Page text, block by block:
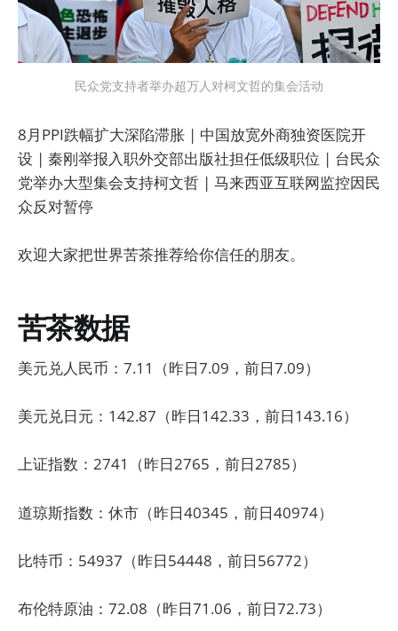
民众党支持者举办超万人对柯文哲的集会活动
8月PPI跌幅扩大深陷滞胀 | 中国放宽外商独资医院开
设 | 秦刚举报入职外交部出版社担任低级职位 | 台民众
党举办大型集会支持柯文哲 | 马来西亚互联网监控因民
众反对暂停
欢迎大家把世界苦茶推荐给你信任的朋友。
苦茶数据
美元兑人民币：7.11（昨日7.09，前日7.09）
美元兑日元：142.87（昨日142.33，前日143.16）
上证指数：2741（昨日2765，前日2785）
道琼斯指数：休市（昨日40345，前日40974）
比特币：54937（昨日54448，前日56772）
布伦特原油：72.08（昨日71.06，前日72.73）